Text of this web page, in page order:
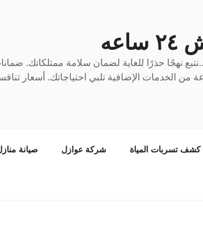
نهجًا حذرًا للغاية لضمان سلامة ممتلكاتك.
الخدمات الإضافية تلبي احتياجاتك. أسعار
كشف تسربات المياة شركة عوازل صيانة